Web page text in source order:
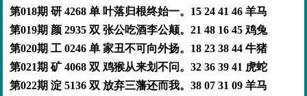
第018期 研 4268 单 叶落归根终始一。15 24 41 46 羊马
第019期 颜 2935 双 张公吃酒李公颠。21 48 16 45 鸡兔
第020期 工 0246 单 家丑不可向外扬。18 23 38 44 牛猪
第021期 矿 4068 双 鸡猴从来划不问。32 36 39 41 虎蛇
第022期 淀 5136 双 放弃三藩还而我。38 07 31 09 羊马